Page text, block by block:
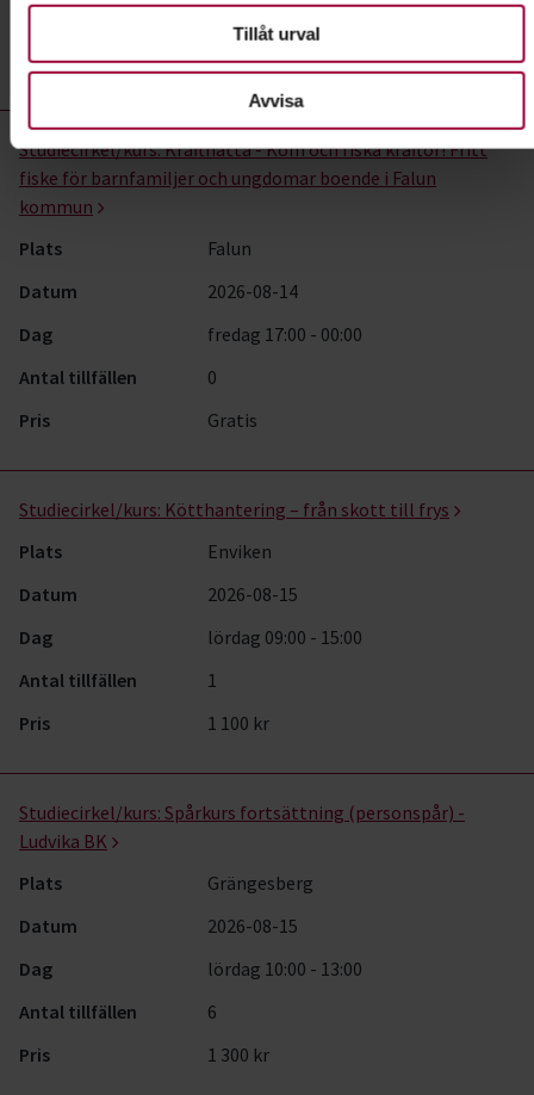
Tillåt urval
Avvisa
Pris
300 kr
Studiecirkel/kurs:Kräftnatta - Kom och fiska kräftor! Fritt
fiske för barnfamiljer och ungdomar boende i Falun
kommun
Plats
Falun
Datum
2026-08-14
Dag
fredag 17:00 - 00:00
Antal tillfällen
0
Pris
Gratis
Studiecirkel/kurs: Kötthantering – från skott till frys
Plats
Enviken
Datum
2026-08-15
Dag
lördag 09:00 - 15:00
Antal tillfällen
1
Pris
1 100 kr
Studiecirkel/kurs: Spårkurs fortsättning (personspår) -
Ludvika BK
Plats
Grängesberg
Datum
2026-08-15
Dag
lördag 10:00 - 13:00
Antal tillfällen
6
Pris
1 300 kr